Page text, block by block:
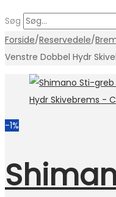
Søg
Forside/Reservedele/
Venstre Dobbel Hydr
-1%